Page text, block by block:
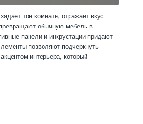
тон комнате, отражает вкус
обычную мебель в
панели и инкрустации придают
позволяют подчеркнуть
интерьера, который